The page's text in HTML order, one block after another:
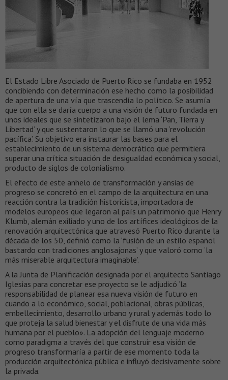
El Estado Libre Asociado de Puerto Rico se fundaba en 1952
concibiendo con determinación ese hecho como la posibilidad
de apertura de una vía que trascendía lo político. Se asumía
que con ella se daría cuerpo a una visión de futuro fundada en
unos ideales que se sintetizaron bajo el lema ‘Pan, Tierra y
Libertad’ y que sustentaron lo que se llamó una ‘revolución
pacífica’. Su objetivo era instaurar las bases para el
establecimiento de un sistema democrático que permitiera
superar una crítica situación de desigualdad económica y social,
producto de siglos de colonialismo.
El efecto de este anhelo de transformación y ansias de
progreso se concretó en el campo de la arquitectura en una
reacción contra la tradición historicista, importadora de
modelos europeos que legaron al país un patrimonio que Henry
Klumb, alemán exiliado y uno de los artífices ideológicos de la
renovación arquitectónica que atravesó Puerto Rico durante la
década de los 50, definió como la ‘fusión de un estilo español
bastardo con tradiciones anglosajonas’ y que valoró como ‘la
más miserable arquitectura imaginable’.
A la Junta de Planificación designada por el arquitecto Santiago
Iglesias para concretar ese proyecto se le adjudicó ‘la
responsabilidad de planear esa nueva visión de futuro en
cuando a lo económico, social, poblacional, obras públicas,
embellecimiento, desarrollo urbano y rural y además todo lo
que proteja la salud bienestar y el disfrute de una vida más
humana por el pueblo». La adopción del lenguaje moderno
como paradigma a través del que construir esa visión de
progreso transformaría a partir de ese momento toda la
producción arquitectónica pública e influyó decisivamente sobre
la privada.